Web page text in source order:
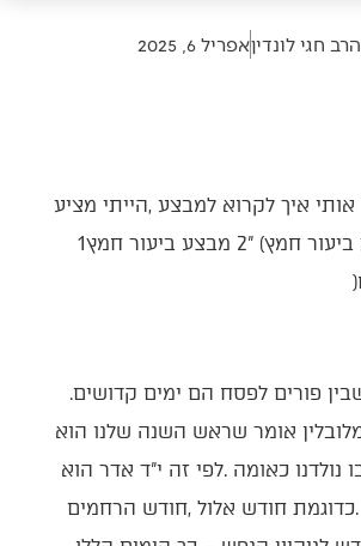
הרב חגי לונדיןאפריל 6, 2025
אילו‭ ‬היו‭ ‬שואלים‭ ‬אותי‭ ‬איך‭ ‬לקרוא‭ ‬למבצע‭, ‬הייתי‭ ‬מציע‭
‬את‭ ‬השם‭ ‬‮"‬מבצע‭ ‬ביעור‭ ‬חמץ‭ ‬2‮"‬‭ (‬מבצע‭ ‬ביעור‭ ‬חמץ‭ ‬1‭
שלושים‭ ‬הימים‭ ‬שבין‭ ‬פורים‭ ‬לפסח‭ ‬הם‭ ‬ימים‭ ‬קדושים‭.
‬בבחינת‭ ‬א‮'‬‭ ‬אלול‭. ‬כדוגמת‭ ‬חודש‭ ‬אלול‭, ‬חודש‭ ‬הרחמים‭